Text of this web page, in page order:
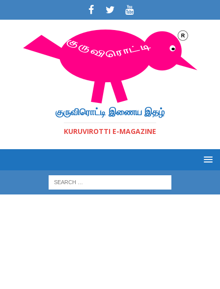
குருவிரொட்டி இணைய இதழ்
KURUVIROTTI E-MAGAZINE